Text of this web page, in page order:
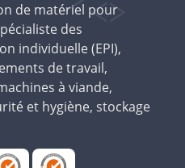
de matériel pour
des
individuelle (EPI),
de travail,
à viande,
et hygiène, stockage